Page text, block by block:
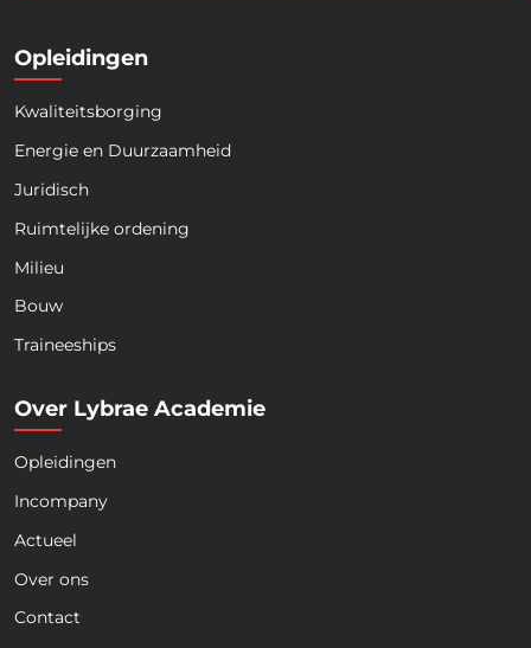
Opleidingen
Kwaliteitsborging
Energie en Duurzaamheid
Juridisch
Ruimtelijke ordening
Milieu
Bouw
Traineeships
Over Lybrae Academie
Opleidingen
Incompany
Actueel
Over ons
Contact
Naam
Telefoon